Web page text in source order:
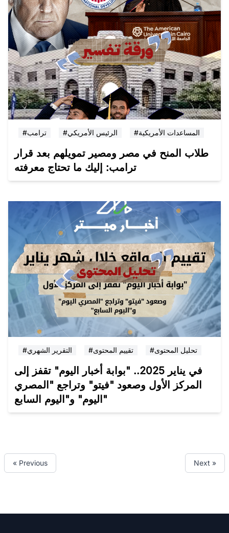
#ترامب #الرئيس الأمريكي #المساعدات الأمريكية
طلاب المنح في مصر ومصير تمويلهم بعد قرار
ترامب: إليك ما تحتاج معرفته
#التقرير الشهري #تقييم المحتوى #تحليل المحتوى
في يناير 2025.. "بوابة أخبار اليوم" تقفز إلى
المركز الأول وصعود "فيتو" وتراجع "المصري
اليوم" و"اليوم السابع"
« Previous Next »